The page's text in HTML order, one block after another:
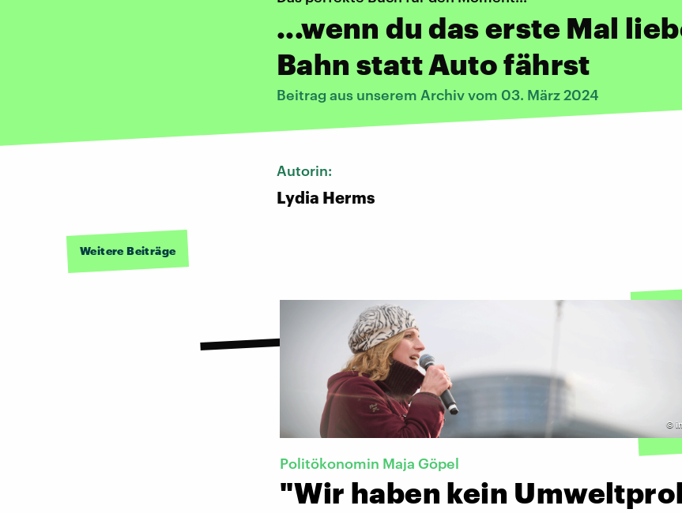
...wenn du das erste Mal
Bahn statt Auto fährst
Beitrag aus unserem Archiv vom 03. März 2024
Autorin:
Lydia Herms
Weitere Beiträge
©
Politökonomin Maja Göpel
"Wir haben kein